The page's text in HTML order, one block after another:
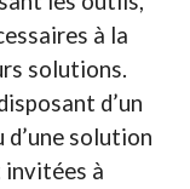
à la
solutions.
d’un
solution
invitées à